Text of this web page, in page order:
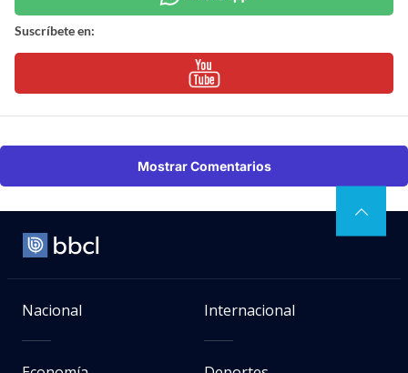
Suscríbete en:
Mostrar Comentarios
Nacional Internacional